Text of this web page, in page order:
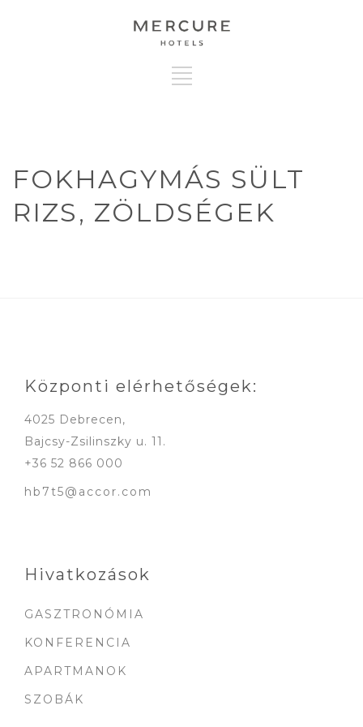
FOKHAGYMÁS SÜLT
RIZS, ZÖLDSÉGEK
Központi elérhetőségek:
4025 Debrecen,
Bajcsy-Zsilinszky u. 11.
+36 52 866 000
hb7t5@accor.com
Hivatkozások
GASZTRONÓMIA
KONFERENCIA
APARTMANOK
SZOBÁK